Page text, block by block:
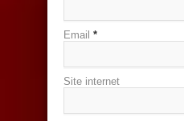
Email *
Site internet